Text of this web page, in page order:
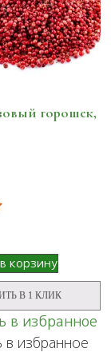
горошек,
корзину
В 1 КЛИК
в избранное
в избранное